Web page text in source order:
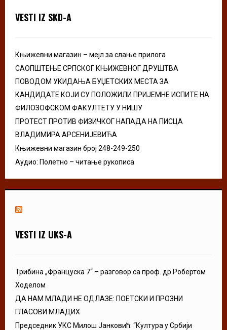
r
VESTI IZ SKD-A
Књижевни магазин – мејл за слање прилога
САОПШТЕЊЕ СРПСКОГ КЊИЖЕВНОГ ДРУШТВА
ПОВОДОМ УКИДАЊА БУЏЕТСКИХ МЕСТА ЗА
КАНДИДАТЕ КОЈИ СУ ПОЛОЖИЛИ ПРИЈЕМНЕ ИСПИТЕ НА
ФИЛОЗОФСКОМ ФАКУЛТЕТУ У НИШУ
ПРОТЕСТ ПРОТИВ ФИЗИЧКОГ НАПАДА НА ПИСЦА
ВЛАДИМИРА АРСЕНИЈЕВИЋА
Књижевни магазин број 248-249-250
Аудио: Полетно – читање рукописа
VESTI IZ UKS-A
Трибина „Француска 7“ – разговор са проф. др Робертом
Ходелом
ДА НАМ МЛАДИ НЕ ОДЛАЗЕ: ПОЕТСКИ И ПРОЗНИ
ГЛАСОВИ МЛАДИХ
Председник УКС Милош Јанковић: “Култура у Србији